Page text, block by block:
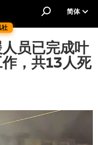
简体
员已完成叶
，共13人死